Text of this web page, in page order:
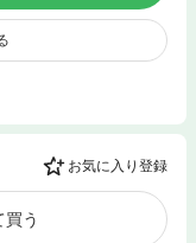
お気に入り登録
う